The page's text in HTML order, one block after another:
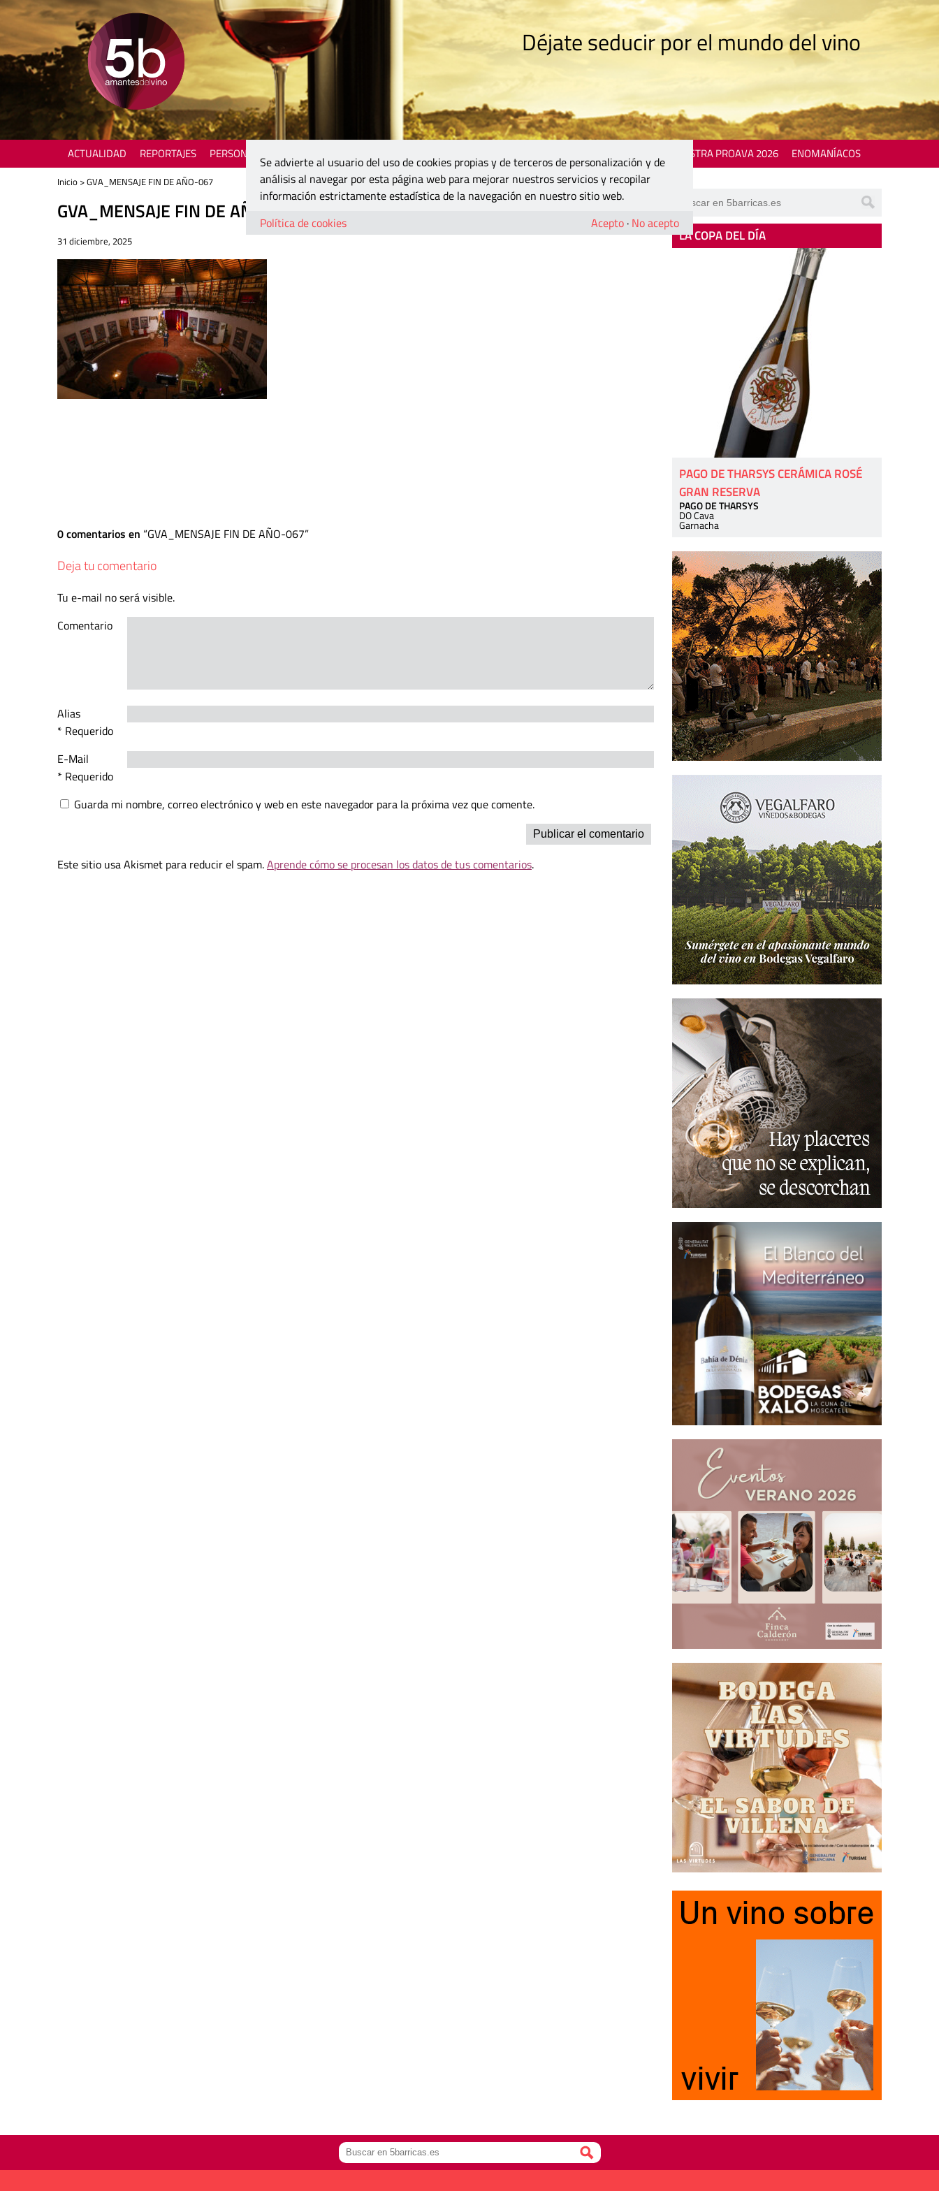
Déjate seducir por el mundo del vino
ACTUALIDAD REPORTAJES PERSONAJES MOSTRA PROAVA 2026 ENOMANÍACOS
Inicio > GVA_MENSAJE FIN DE AÑO-067
GVA_MENSAJE FIN DE AÑO-067
31 diciembre, 2025
0 comentarios en GVA_MENSAJE FIN DE AÑO-067
Deja tu comentario
Tu e-mail no será visible.
Comentario
Alias
* Requerido
E-Mail
* Requerido
Guarda mi nombre, correo electrónico y web en este navegador para la próxima vez que comente.
Este sitio usa Akismet para reducir el spam.Aprende cómo se procesan los datos de tus comentarios.
LA COPA DEL DÍA
PAGO DE THARSYS CERÁMICA ROSÉ
GRAN RESERVA
PAGO DE THARSYS
DO Cava
Garnacha
Se advierte al usuario del uso de cookies propias y de terceros de personalización y de
análisis al navegar por esta página web para mejorar nuestros servicios y recopilar
información estrictamente estadística de la navegación en nuestro sitio web.
Política de cookies
Acepto · No acepto